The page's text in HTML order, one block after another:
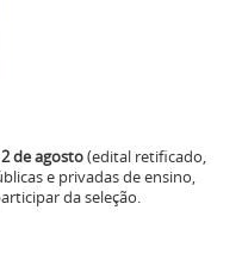
de agosto(edital retificado,
e privadas de ensino,
da seleção.